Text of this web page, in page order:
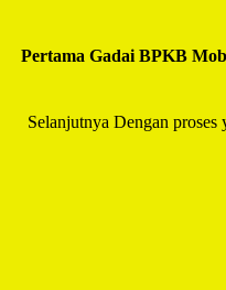
Pertama Gadai BPKB
Selanjutnya Dengan